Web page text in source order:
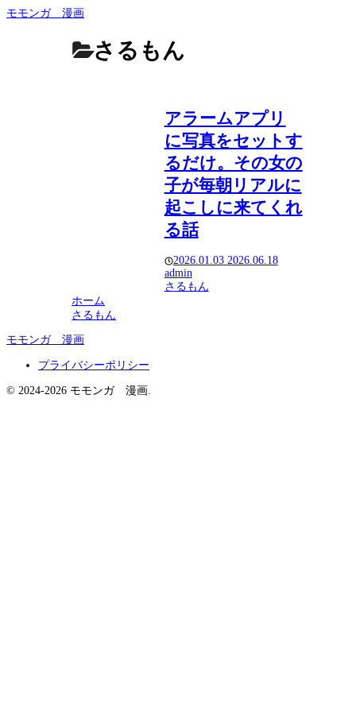
モモンガ 漫画
さるもん
アラームアプリ
に写真をセットす
るだけ。その女の
子が毎朝リアルに
起こしに来てくれ
る話
2026.01.03 2026.06.18
admin
さるもん
ホーム
さるもん
モモンガ 漫画
プライバシーポリシー
© 2024-2026 モモンガ 漫画.